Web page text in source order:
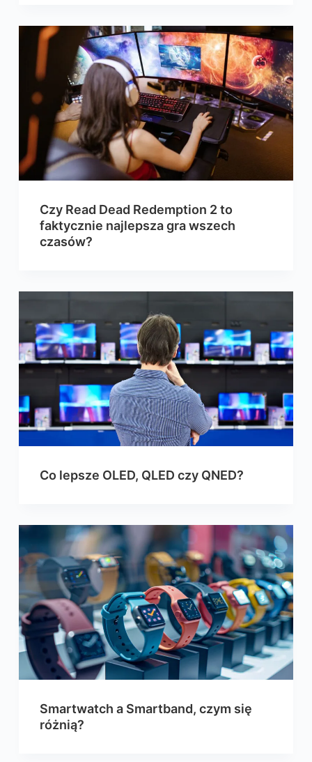
Czy Read Dead Redemption 2 to
faktycznie najlepsza gra wszech
czasów?
Co lepsze OLED, QLED czy QNED?
Smartwatch a Smartband, czym się
różnią?